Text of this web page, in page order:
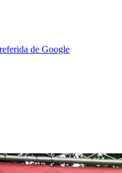
de Google